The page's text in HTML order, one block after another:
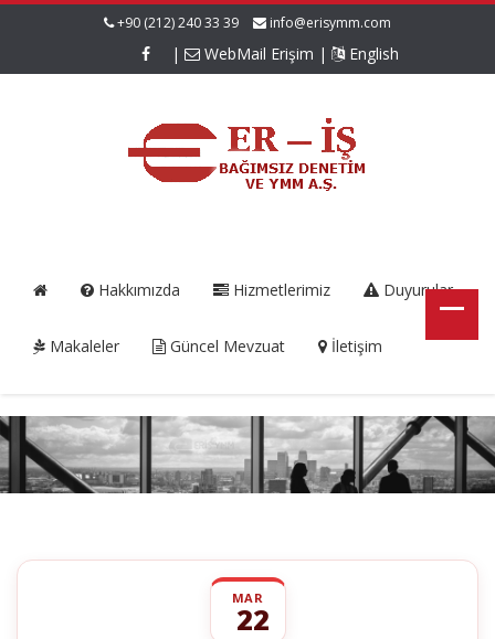
+90 (212) 240 33 39 info@erisymm.com
| WebMail Erişim | English
Hakkımızda Hizmetlerimiz Duyurular
Makaleler Güncel Mevzuat İletişim
MAR
22